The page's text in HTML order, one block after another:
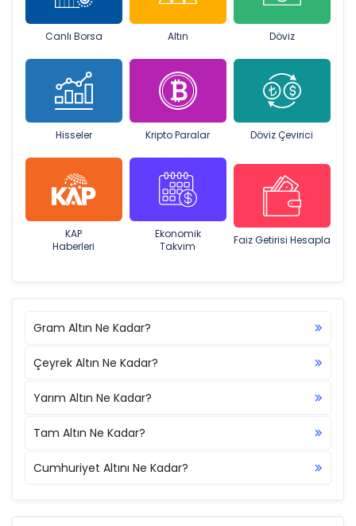
Canlı Borsa Altın Döviz
Hisseler Kripto Paralar Döviz Çevirici
KAP
Haberleri
Ekonomik
Takvim
Faiz Getirisi Hesapla
Gram Altın Ne Kadar?
Çeyrek Altın Ne Kadar?
Yarım Altın Ne Kadar?
Tam Altın Ne Kadar?
Cumhuriyet Altını Ne Kadar?